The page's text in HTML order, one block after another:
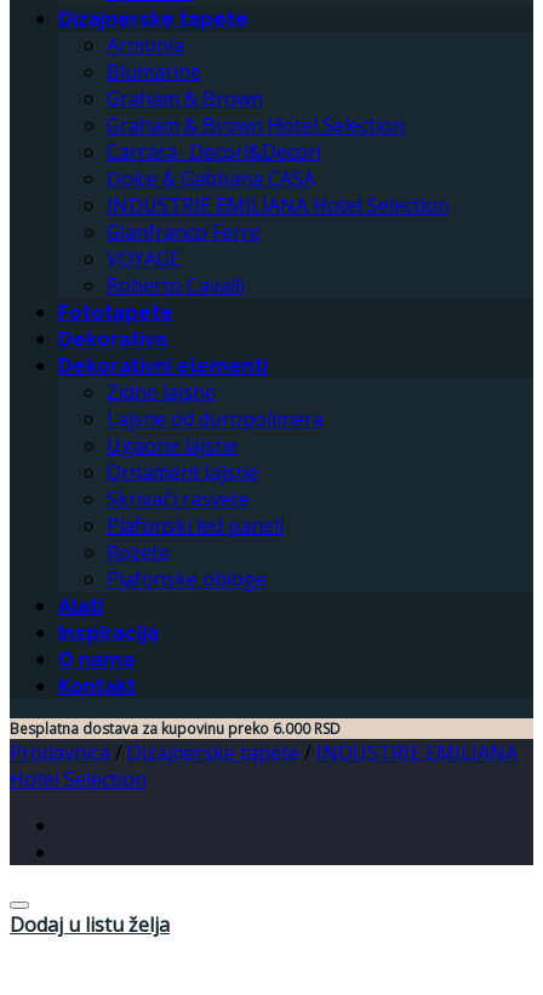
Dizajnerske tapete
Armonia
Blumarine
Graham & Brown
Graham & Brown Hotel Selection
Carrara- Decori&Decori
Dolce & Gabbana CASA
INDUSTRIE EMILIANA Hotel Selection
Gianfranco Ferre
VOYAGE
Roberto Cavalli
Fototapete
Dekorativa
Dekorativni elementi
Zidne lajsne
Lajsne od duropolimera
Ugaone lajsne
Ornament lajsne
Skrivači rasvete
Plafonski led paneli
Rozete
Plafonske obloge
Alati
Inspiracija
O nama
Kontakt
Besplatna dostava za kupovinu preko 6.000 RSD
Prodavnica / Dizajnerske tapete / INDUSTRIE EMILIANA
Hotel Selection
Dodaj u listu želja